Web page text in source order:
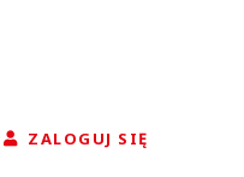
ZALOGUJ SIĘ